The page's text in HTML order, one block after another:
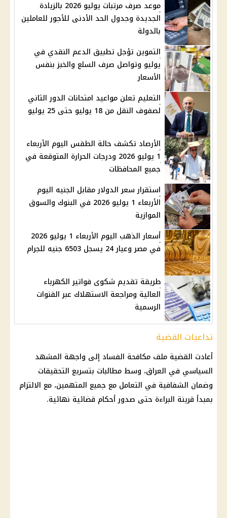
موعد صرف مرتبات يوليو 2026 بالزيادة
الجديدة وجدول الحد الأدنى للأجور للعاملين
بالدولة
التموين تؤجل تطبيق الدعم النقدي في
يوليو وتواصل صرف السلع والخبز بنفس
الأسعار
التعليم تعلن مواعيد امتحانات الدور الثاني
لصفوف النقل من 18 يوليو حتى 25 يوليو
الأرصاد تكشف حالة الطقس اليوم الأربعاء
1 يوليو 2026 ودرجات الحرارة المتوقعة في
جميع المحافظات
استقرار سعر الدولار مقابل الجنيه اليوم
الأربعاء 1 يوليو 2026 في البنوك والسوق
الموازية
أسعار الذهب اليوم الأربعاء 1 يوليو 2026
في مصر وعيار 24 يسجل 6503 جنيه للجرام
طريقة تقديم شكوى فواتير الكهرباء
العالية ومراجعة الاستهلاك عبر القنوات
الرسمية
تداعيات القضية
أعادت القضية ملف مكافحة الفساد إلى واجهة المشهد
السياسي في العراق، وسط مطالبات بتسريع التحقيقات
وضمان الشفافية في التعامل مع جميع المتهمين، مع الالتزام
بمبدأ قرينة البراءة حتى صدور أحكام قضائية نهائية.